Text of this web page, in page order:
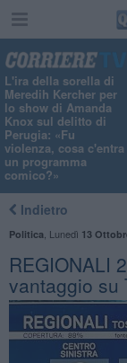
L'ira della sorella di
Meredih Kercher per
lo show di Amanda
Knox sul delitto di
Perugia: «Fu
violenza, cosa c'entra
un programma
comico?»
Indietro
Politica Lunedì 13
REGIONALI
vantaggio su